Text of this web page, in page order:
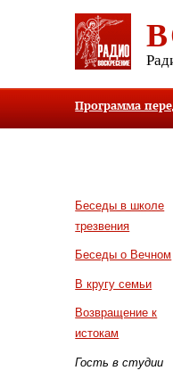
Программа
Беседы в школе
трезвения
Беседы о Вечном
В кругу семьи
Возвращение к
истокам
Гость в студии